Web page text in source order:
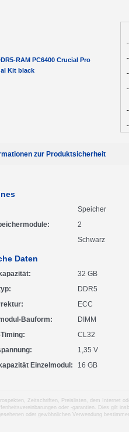
zur Produktsicherheit
Speicher
2
Schwarz
Daten
32 GB
DDR5
ECC
Bauform
DIMM
CL32
1,35 V
Einzelmodul
16 GB
Zeitschriften, Preislisten, dem Internet
oder -garantien. Dies gilt
oder gewöhnlichen Verwendung